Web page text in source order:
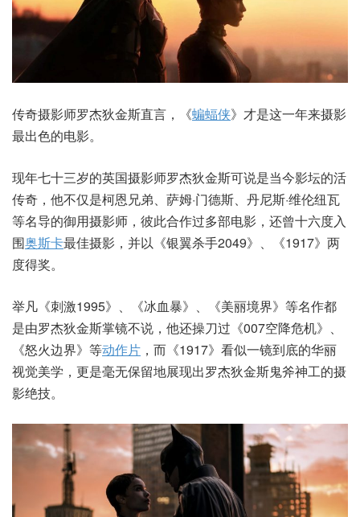
传奇摄影师罗杰狄金斯直言，《蝙蝠侠》才是这一年来摄影
最出色的电影。
现年七十三岁的英国摄影师罗杰狄金斯可说是当今影坛的活
传奇，他不仅是柯恩兄弟、萨姆·门德斯、丹尼斯·维伦纽瓦
等名导的御用摄影师，彼此合作过多部电影，还曾十六度入
围奥斯卡最佳摄影，并以《银翼杀手2049》、《1917》两
度得奖。
举凡《刺激1995》、《冰血暴》、《美丽境界》等名作都
是由罗杰狄金斯掌镜不说，他还操刀过《007空降危机》、
《怒火边界》等动作片 ，而《1917》看似一镜到底的华丽
视觉美学，更是毫无保留地展现出罗杰狄金斯鬼斧神工的摄
影绝技。